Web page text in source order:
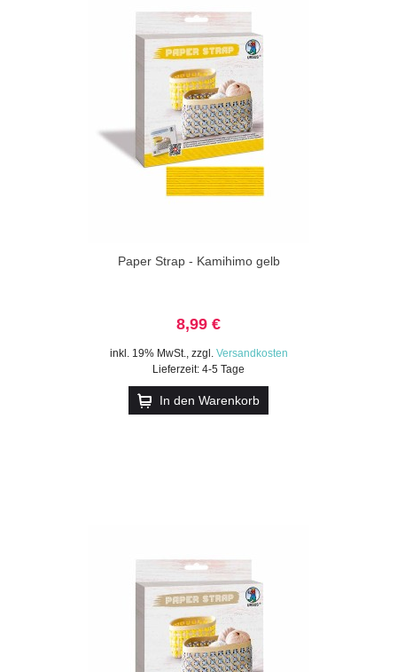
Paper Strap - Kamihimo gelb
8,99 €
inkl. 19% MwSt., zzgl. Versandkosten
Lieferzeit: 4-5 Tage
In den Warenkorb